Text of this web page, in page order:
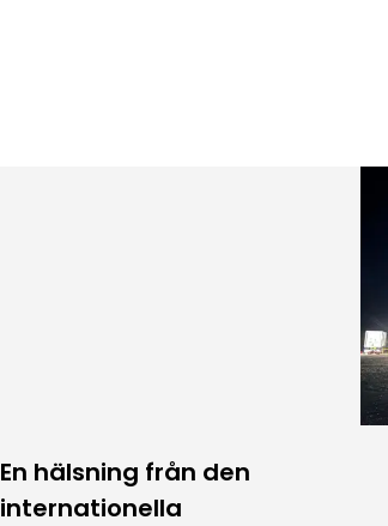
En hälsning från den
internationella